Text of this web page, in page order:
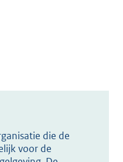
die de
voor de